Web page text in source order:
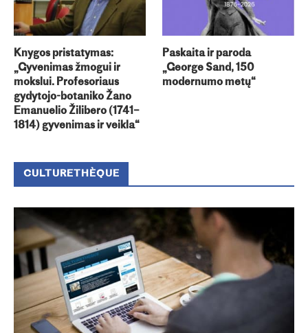
Knygos pristatymas:
„Gyvenimas žmogui ir
mokslui. Profesoriaus
gydytojo-botaniko Žano
Emanuelio Žilibero (1741–
1814) gyvenimas ir veikla“
Paskaita ir paroda
„George Sand, 150
modernumo metų“
CULTURETHÈQUE